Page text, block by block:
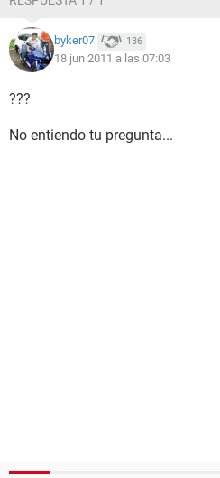
byker07 136
18 jun 2011 a las 07:03
???
No entiendo tu pregunta...